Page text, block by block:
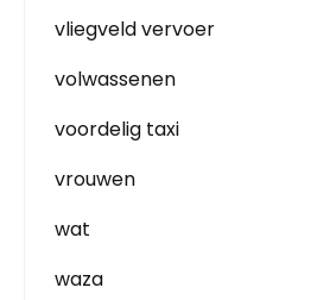
vliegveld vervoer
volwassenen
voordelig taxi
vrouwen
wat
waza